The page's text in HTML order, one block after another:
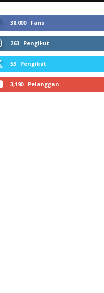
38,000 Fans
263 Pengikut
53 Pengikut
3,190 Pelanggan